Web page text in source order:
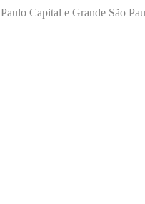
Capital e Grande São